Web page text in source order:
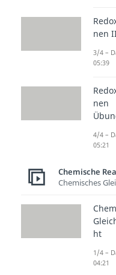
wird
StoffB.
wird
nen
3/4 –
05:39
nen
4/4 –
05:21
Chemische
Chemisches
ht
1/4 –
04:21